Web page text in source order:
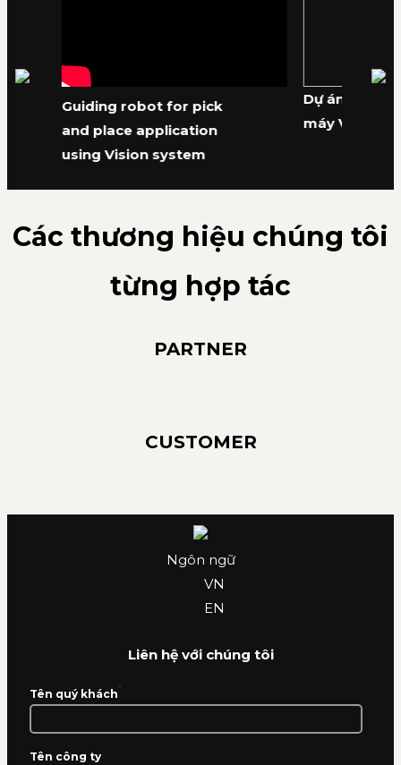
Guiding robot for pick
and place application
using Vision system
Dự án
máy
Các thương hiệu chúng tôi
từng hợp tác
PARTNER
CUSTOMER
Ngôn ngữ
VN
EN
Liên hệ với chúng tôi
Tên quý khách *
Tên công ty